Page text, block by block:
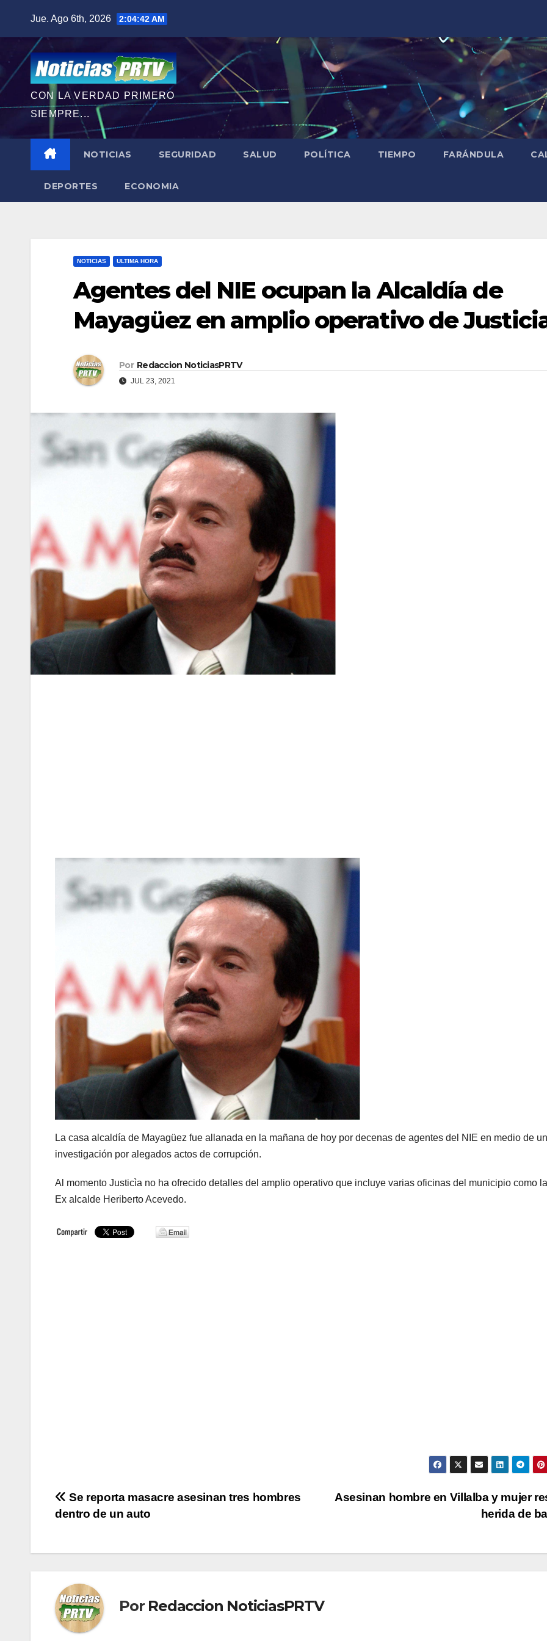
contenido
Jue. Ago 6th, 2026 2:04:43 AM
CON LA VERDAD PRIMERO
SIEMPRE...
NOTICIAS SEGURIDAD SALUD POLÍTICA TIEMPO FARÁNDULA
DEPORTES ECONOMIA
NOTICIAS ULTIMA HORA
Agentes del NIE ocupan la Alcaldía de
Mayagüez en amplio operativo de
Por Redaccion NoticiasPRTV
JUL 23, 2021
La casa alcaldía de Mayagüez fue allanada en la mañana de hoy por decenas de agentes del NIE en medio de
investigación por alegados actos de corrupción.
Al momento Justicìa no ha ofrecido detalles del amplio operativo que incluye varias oficinas del municipio como
Ex alcalde Heriberto Acevedo.
Navegación
entradas
Asesinan hombre en Villalba y mujer
herida de
Se reporta masacre asesinan tres hombres
dentro de un auto
Por Redaccion NoticiasPRTV